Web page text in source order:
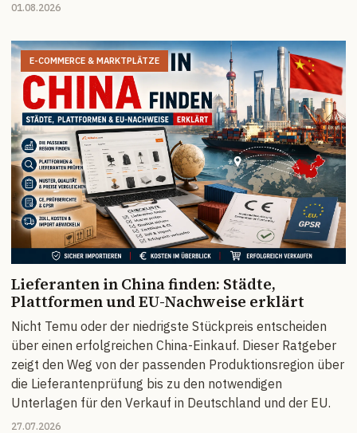
01.08.2026
E-COMMERCE & MARKTPLÄTZE
Lieferanten in China finden: Städte,
Plattformen und EU-Nachweise erklärt
Nicht Temu oder der niedrigste Stückpreis entscheiden
über einen erfolgreichen China-Einkauf. Dieser Ratgeber
zeigt den Weg von der passenden Produktionsregion über
die Lieferantenprüfung bis zu den notwendigen
Unterlagen für den Verkauf in Deutschland und der EU.
27.07.2026